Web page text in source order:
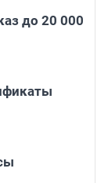
до 20 000